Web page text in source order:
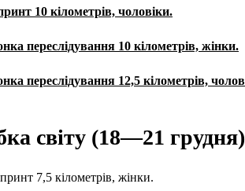
10 кілометрів, чоловіки.
переслідування 10 кілометрів, жінки.
переслідування 12,5 кілометрів,
світу (18—21
7,5 кілометрів, жінки.